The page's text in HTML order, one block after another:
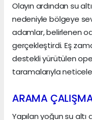
Olayın ardından su
nedeniyle bölgeye
adamlar, belirlenen
gerçekleştirdi. Eş
destekli yürütülen
taramalarıyla
ARAMA
Yapılan yoğun su